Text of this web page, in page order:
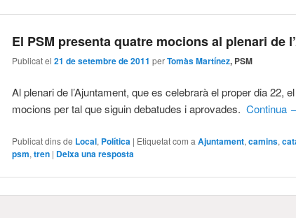
El PSM presenta quatre mocions al plenari de
Publicat el21 de setembre de 2011 perTomàs Martínez, PSM
Al plenari de l’Ajuntament, que es celebrarà el proper dia 22,
mocions per tal que siguin debatudes i aprovades.Continua
Publicat dins de Local, Política | Etiquetat com a Ajuntament,camins,
psm,tren | Deixa una resposta